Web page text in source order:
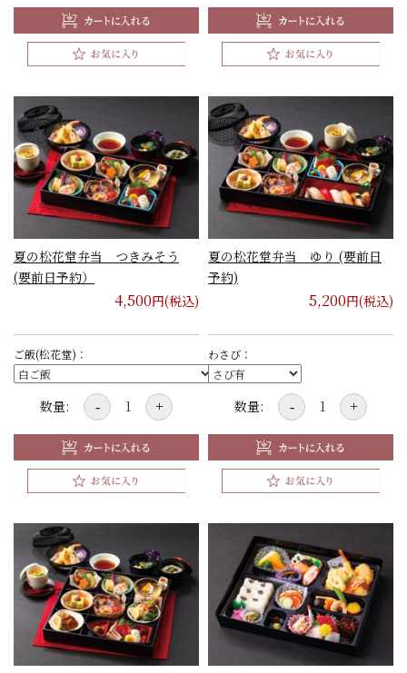
夏の松花堂弁当 つきみそう
(要前日予約）
4,500円(税込)
ご飯(松花堂)：
数量: - +
夏の松花堂弁当 ゆり (要前日
予約)
5,200円(税込)
わさび：
数量: - +